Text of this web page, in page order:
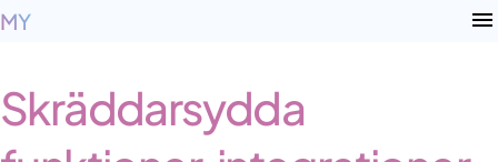
MY
Skräddarsydda